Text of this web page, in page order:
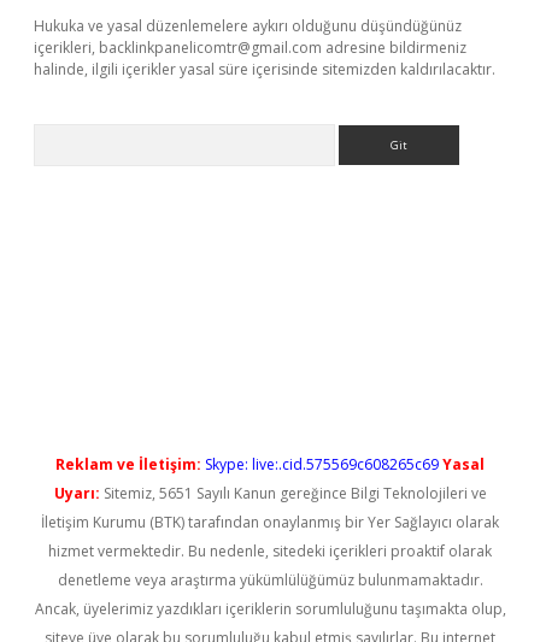
Hukuka ve yasal düzenlemelere aykırı olduğunu düşündüğünüz
içerikleri, backlinkpanelicomtr@gmail.com adresine bildirmeniz
halinde, ilgili içerikler yasal süre içerisinde sitemizden kaldırılacaktır.
Reklam ve İletişim: Skype: live:.cid.575569c608265c69Yasal
Uyarı: Sitemiz, 5651 Sayılı Kanun gereğince Bilgi Teknolojileri ve
İletişim Kurumu (BTK) tarafından onaylanmış bir Yer Sağlayıcı olarak
hizmet vermektedir. Bu nedenle, sitedeki içerikleri proaktif olarak
denetleme veya araştırma yükümlülüğümüz bulunmamaktadır.
Ancak, üyelerimiz yazdıkları içeriklerin sorumluluğunu taşımakta olup,
siteye üye olarak bu sorumluluğu kabul etmiş sayılırlar. Bu internet